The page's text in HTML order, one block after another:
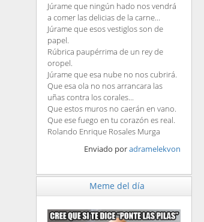
Júrame que ningún hado nos vendrá
a comer las delicias de la carne...
Júrame que esos vestiglos son de
papel.
Rúbrica paupérrima de un rey de
oropel.
Júrame que esa nube no nos cubrirá.
Que esa ola no nos arrancara las
uñas contra los corales...
Que estos muros no caerán en vano.
Que ese fuego en tu corazón es real.
Rolando Enrique Rosales Murga
Enviado poradramelekvon
Meme del día